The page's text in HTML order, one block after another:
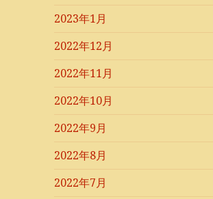
2023年1月
2022年12月
2022年11月
2022年10月
2022年9月
2022年8月
2022年7月